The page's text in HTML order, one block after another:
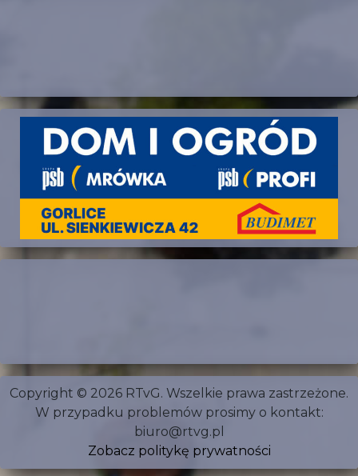
Copyright © 2026 RTvG. Wszelkie prawa zastrzeżone.
W przypadku problemów prosimy o kontakt:
biuro@rtvg.pl
Zobacz politykę prywatności